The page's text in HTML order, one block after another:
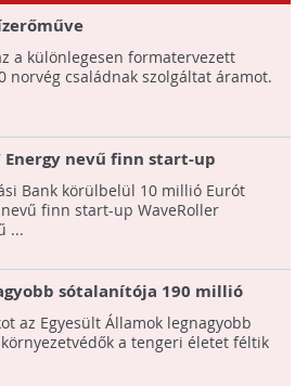
a különlegesen formatervezett
norvég családnak szolgáltat áramot.
Energy nevű finn start-up
dobhatja hullámenergia-
Bank körülbelül 10 millió Eurót
finn start-up WaveRoller
...
sótalanítója 190 millió
elő naponta. De vannak
az Egyesült Államok legnagyobb
a tengeri életet féltik